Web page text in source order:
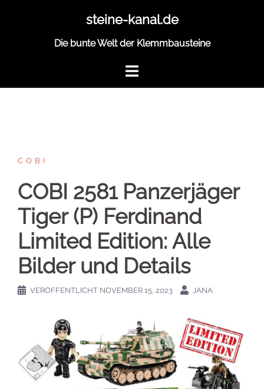
steine-kanal.de
Die bunte Welt der Klemmbausteine
COBI
COBI 2581 Panzerjäger
Tiger (P) Ferdinand
Limited Edition: Alle
Bilder und Details
VERÖFFENTLICHT NOVEMBER 15, 2023 JANA